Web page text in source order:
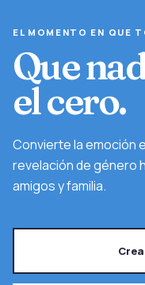
EL MOMENTO EN QUE
Que
el cero.
Convierte la emoción
revelación de género
amigos y familia.